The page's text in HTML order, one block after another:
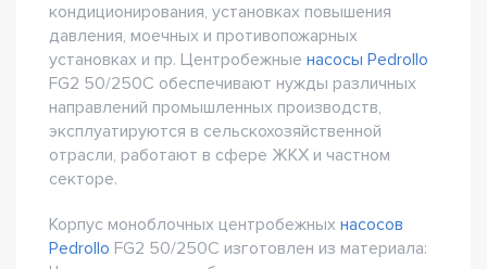
кондиционирования, установках повышения
давления, моечных и противопожарных
установках и пр. Центробежные насосы Pedrollo
FG2 50/250C обеспечивают нужды различных
направлений промышленных производств,
эксплуатируются в сельскохозяйственной
отрасли, работают в сфере ЖКХ и частном
секторе.
Корпус моноблочных центробежных насосов
Pedrollo FG2 50/250C изготовлен из материала: